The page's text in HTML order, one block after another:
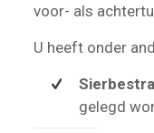
voor- als
U heeft onder
gelegd